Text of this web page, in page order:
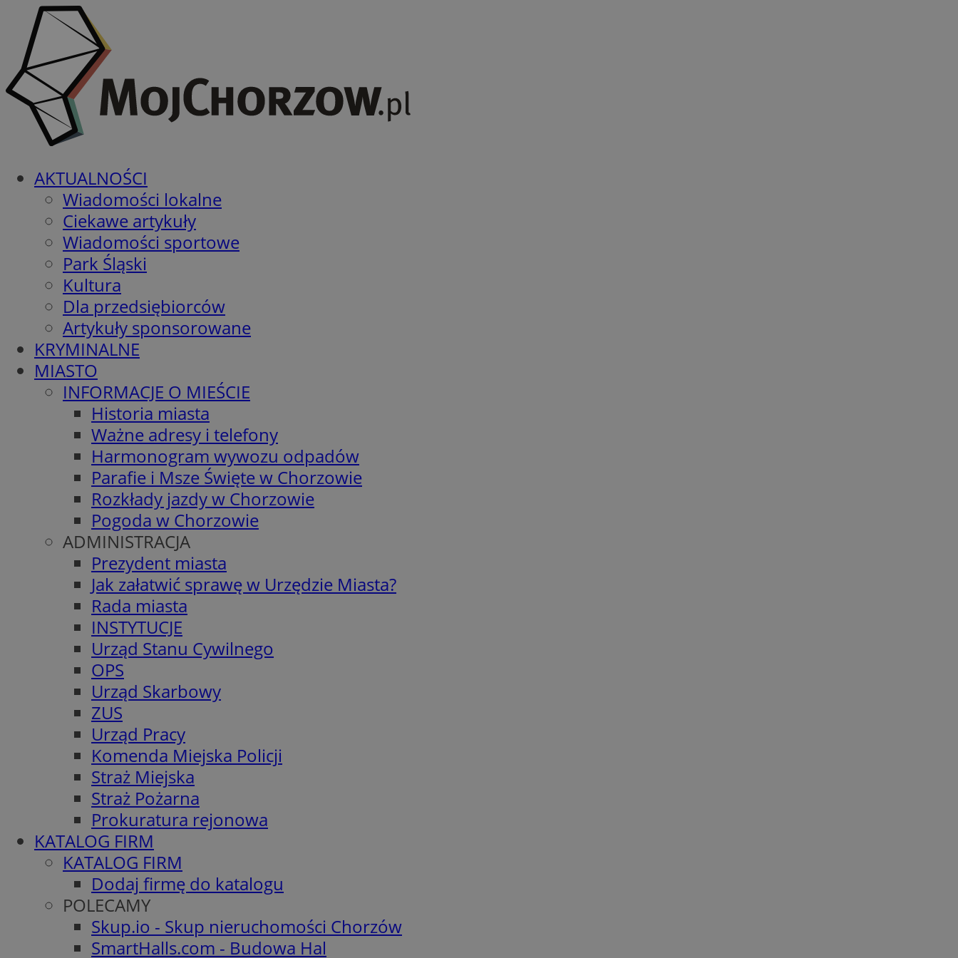
AKTUALNOŚCI
Wiadomości lokalne
Ciekawe artykuły
Wiadomości sportowe
Park Śląski
Kultura
Dla przedsiębiorców
Artykuły sponsorowane
KRYMINALNE
MIASTO
INFORMACJE O MIEŚCIE
Historia miasta
Ważne adresy i telefony
Harmonogram wywozu odpadów
Parafie i Msze Święte w Chorzowie
Rozkłady jazdy w Chorzowie
Pogoda w Chorzowie
ADMINISTRACJA
Prezydent miasta
Jak załatwić sprawę w Urzędzie Miasta?
Rada miasta
INSTYTUCJE
Urząd Stanu Cywilnego
OPS
Urząd Skarbowy
ZUS
Urząd Pracy
Komenda Miejska Policji
Straż Miejska
Straż Pożarna
Prokuratura rejonowa
KATALOG FIRM
KATALOG FIRM
Dodaj firmę do katalogu
POLECAMY
Skup.io - Skup nieruchomości Chorzów
SmartHalls.com - Budowa Hal